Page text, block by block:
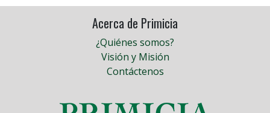
Acerca de Primicia
¿Quiénes somos?
Visión y Misión
Contáctenos